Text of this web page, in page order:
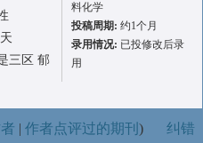
三区 郁
料化学
投稿周期: 约1个月
录用情况: 已投修改后录
用
| 作者点评过的期刊 )
纠错